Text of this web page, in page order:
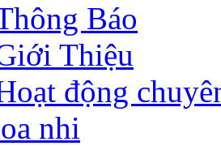
Báo
Thiệu
động
nhi